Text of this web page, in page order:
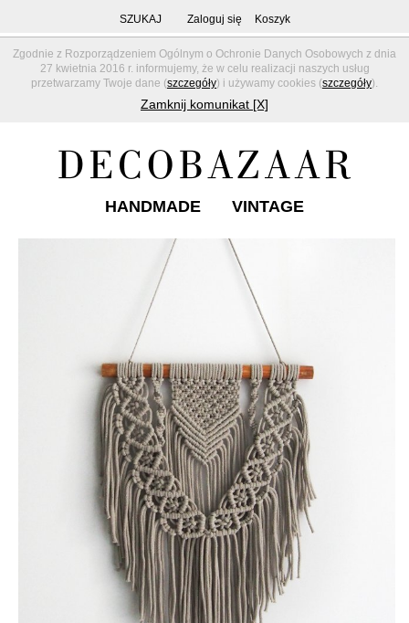
Zgodnie z Rozporządzeniem Ogólnym o Ochronie Danych Osobowych z dnia
27 kwietnia 2016 r. informujemy, że w celu realizacji naszych usług
przetwarzamy Twoje dane (szczegóły) i używamy cookies (szczegóły).
Zamknij komunikat [X]
SZUKAJ Zaloguj się Koszyk
HANDMADE VINTAGE